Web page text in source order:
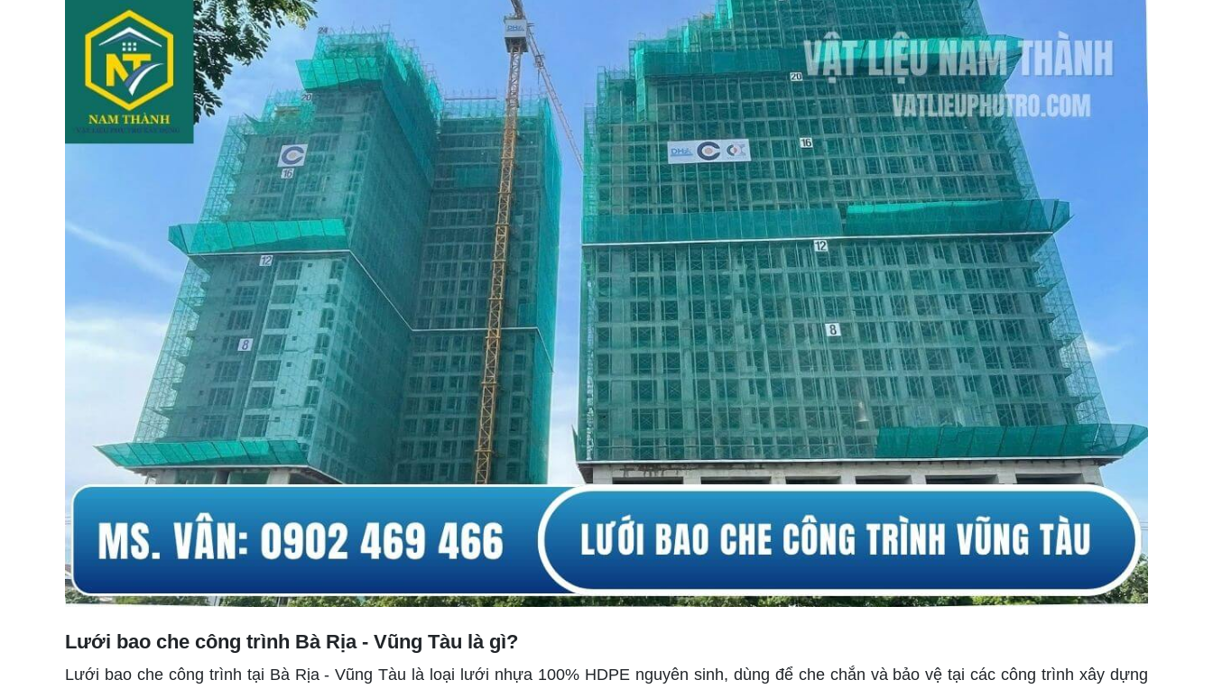
Lưới bao che công trình Bà Rịa - Vũng Tàu là gì?
Lưới bao che công trình tại Bà Rịa - Vũng Tàu là loại lưới nhựa 100% HDPE nguyên sinh, dùng để che chắn và bảo vệ tại các công trình xây dựng